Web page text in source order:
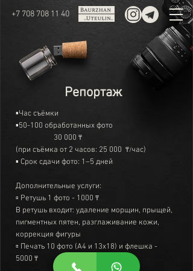
+7 708 708 11 40
▪️Час съёмки
▪️50-100 обработанных фото
30 000 ₸
(при съёмка от 2 часов: 25 000 ₸/час)
▪️ Срок сдачи фото: 1–5 дней
Дополнительные услуги:
▫️ Ретушь 1 фото - 1000 ₸
В ретушь входит: удаление морщин, прыщей,
пигментных пятен, разглаживание кожи,
коррекция фигуры
▫️ Печать 10 фото (А4 и 13х18) и флешка -
5000 ₸
Репортаж